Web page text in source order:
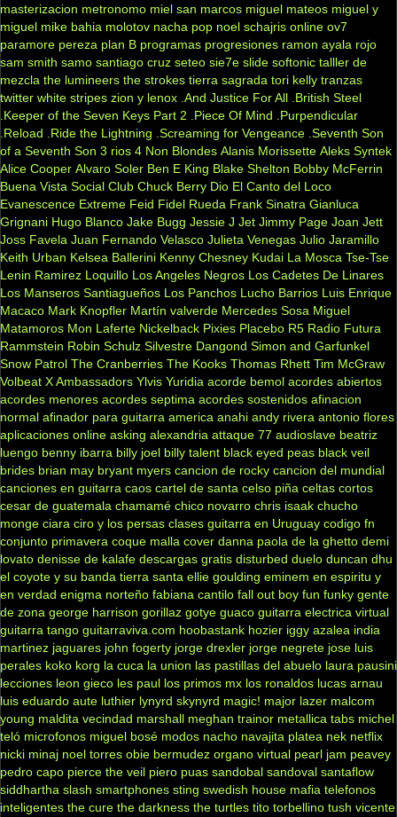
masterizacion metronomo miel san marcos miguel mateos miguel y
miguel mike bahia molotov nacha pop noel schajris online ov7
paramore pereza plan B programas progresiones ramon ayala rojo
sam smith samo santiago cruz seteo sie7e slide softonic talller de
mezcla the lumineers the strokes tierra sagrada tori kelly tranzas
twitter white stripes zion y lenox .And Justice For All .British Steel
.Keeper of the Seven Keys Part 2
.Piece Of Mind
.Purpendicular
.Reload
.Ride the Lightning .Screaming for Vengeance .Seventh Son
of a Seventh Son 3 rios 4 Non Blondes Alanis Morissette Aleks Syntek
Alice Cooper Alvaro Soler Ben E King Blake Shelton Bobby McFerrin
Buena Vista Social Club Chuck Berry Dio El Canto del Loco
Evanescence Extreme Feid Fidel Rueda Frank Sinatra Gianluca
Grignani Hugo Blanco Jake Bugg Jessie J Jet Jimmy Page Joan Jett
Joss Favela Juan Fernando Velasco Julieta Venegas Julio Jaramillo
Keith Urban Kelsea Ballerini Kenny Chesney Kudai La Mosca Tse-Tse
Lenin Ramirez Loquillo Los Angeles Negros Los Cadetes De Linares
Los Manseros Santiagueños Los Panchos Lucho Barrios Luis Enrique
Macaco Mark Knopfler Martín valverde Mercedes Sosa Miguel
Matamoros Mon Laferte Nickelback Pixies Placebo R5 Radio Futura
Rammstein Robin Schulz Silvestre Dangond Simon and Garfunkel
Snow Patrol The Cranberries The Kooks Thomas Rhett Tim McGraw
Volbeat X Ambassadors Ylvis Yuridia acorde bemol acordes abiertos
acordes menores acordes septima acordes sostenidos afinacion
normal afinador para guitarra america anahi andy rivera antonio flores
aplicaciones online asking alexandria attaque 77 audioslave beatriz
luengo benny ibarra billy joel billy talent black eyed peas black veil
brides brian may bryant myers cancion de rocky cancion del mundial
canciones en guitarra caos cartel de santa celso piña celtas cortos
cesar de guatemala chamamé chico novarro chris isaak chucho
monge ciara ciro y los persas clases guitarra en Uruguay codigo fn
conjunto primavera coque malla cover danna paola de la ghetto demi
lovato denisse de kalafe descargas gratis disturbed duelo duncan dhu
el coyote y su banda tierra santa ellie goulding eminem en espiritu y
en verdad enigma norteño fabiana cantilo fall out boy fun funky gente
de zona george harrison gorillaz gotye guaco guitarra electrica virtual
guitarra tango guitarraviva.com hoobastank hozier iggy azalea india
martinez jaguares john fogerty jorge drexler jorge negrete jose luis
perales koko korg la cuca la union las pastillas del abuelo laura pausini
lecciones leon gieco les paul los primos mx los ronaldos lucas arnau
luis eduardo aute luthier lynyrd skynyrd magic! major lazer malcom
young maldita vecindad marshall meghan trainor metallica tabs michel
teló microfonos miguel bosé modos nacho navajita platea nek netflix
nicki minaj noel torres obie bermudez organo virtual pearl jam peavey
pedro capo pierce the veil piero puas sandobal sandoval santaflow
siddhartha slash smartphones sting swedish house mafia telefonos
inteligentes the cure the darkness the turtles tito torbellino tush vicente